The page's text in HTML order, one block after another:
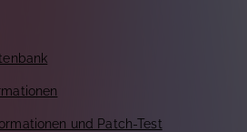
und Patch-Test